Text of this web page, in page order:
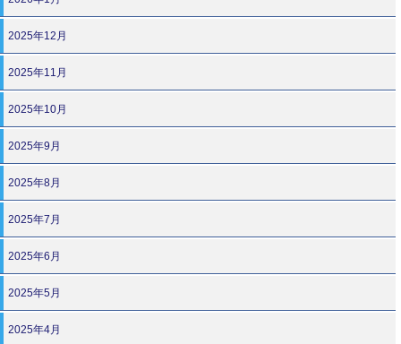
2025年12月
2025年11月
2025年10月
2025年9月
2025年8月
2025年7月
2025年6月
2025年5月
2025年4月